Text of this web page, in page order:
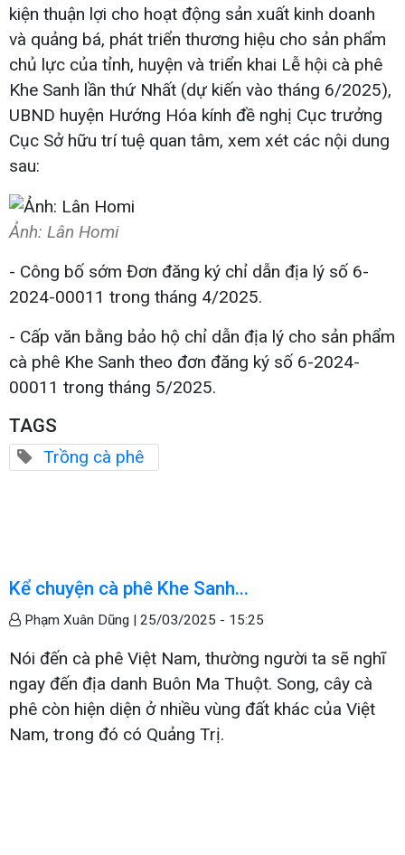
kiện thuận lợi cho hoạt động sản xuất kinh doanh
và quảng bá, phát triển thương hiệu cho sản phẩm
chủ lực của tỉnh, huyện và triển khai Lễ hội cà phê
Khe Sanh lần thứ Nhất (dự kiến vào tháng 6/2025),
UBND huyện Hướng Hóa kính đề nghị Cục trưởng
Cục Sở hữu trí tuệ quan tâm, xem xét các nội dung
sau:
Ảnh: Lân Homi
- Công bố sớm Đơn đăng ký chỉ dẫn địa lý số 6-
2024-00011 trong tháng 4/2025.
- Cấp văn bằng bảo hộ chỉ dẫn địa lý cho sản phẩm
cà phê Khe Sanh theo đơn đăng ký số 6-2024-
00011 trong tháng 5/2025.
TAGS
Trồng cà phê
Kể chuyện cà phê Khe Sanh...
Phạm Xuân Dũng | 25/03/2025 - 15:25
Nói đến cà phê Việt Nam, thường người ta sẽ nghĩ
ngay đến địa danh Buôn Ma Thuột. Song, cây cà
phê còn hiện diện ở nhiều vùng đất khác của Việt
Nam, trong đó có Quảng Trị.